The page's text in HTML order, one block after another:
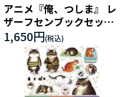
アニメ『俺、つしま』 レ
ザーフセンブックセット
(全3種）
1,650円